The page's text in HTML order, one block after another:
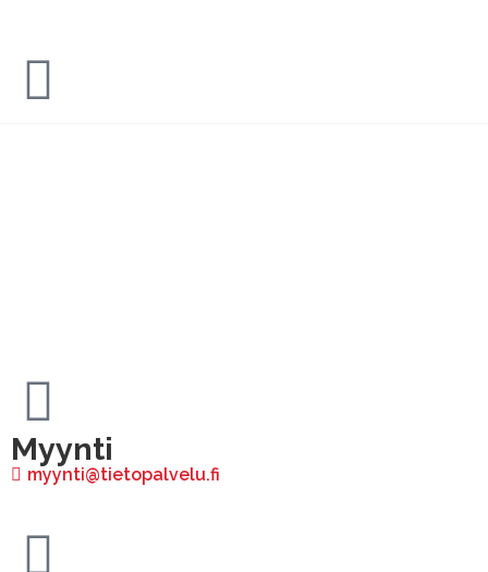
Myynti
myynti@tietopalvelu.fi